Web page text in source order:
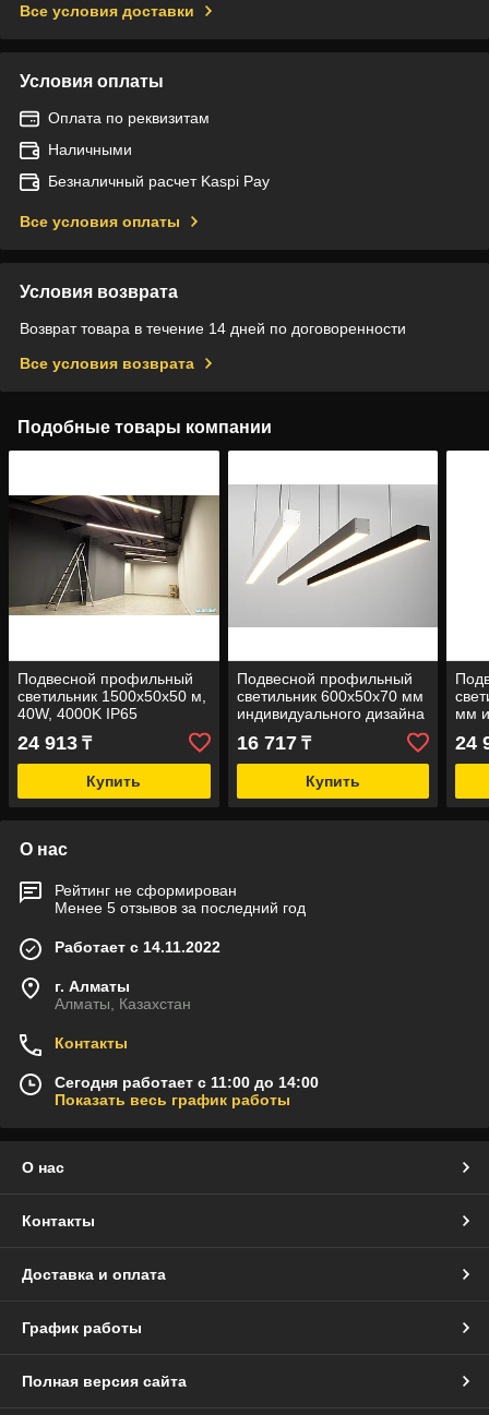
Все условия доставки
Условия оплаты
Оплата по реквизитам
Наличными
Безналичный расчет Kaspi Pay
Все условия оплаты
Условия возврата
Возврат товара в течение 14 дней по договоренности
Все условия возврата
Подобные товары компании
Подвесной профильный
светильник 1500х50х50 м,
40W, 4000K IP65
индивидуального дизайна
24 913 ₸
Купить
Подвесной профильный
светильник 600х50х70 мм
индивидуального дизайна
16 717₸
Купить
мм
24
О нас
Рейтинг не сформирован
Менее 5 отзывов за последний год
Работает с 14.11.2022
г. Алматы
Алматы, Казахстан
Контакты
Сегодня работает с 11:00 до 14:00
Показать весь график работы
О нас
Контакты
Доставка и оплата
График работы
Полная версия сайта